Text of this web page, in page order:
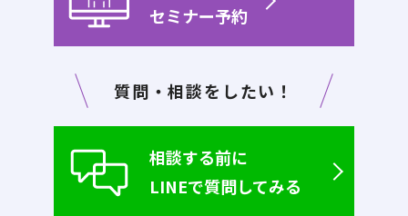
セミナー予約
質問・相談をしたい！
相談する前に
LINEで質問してみる